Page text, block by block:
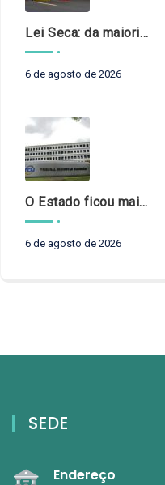
Lei Seca: da maioridade à maturidade
6 de agosto de 2026
O Estado ficou mais complexo. O controle precisa acompanhar
6 de agosto de 2026
SEDE
Endereço